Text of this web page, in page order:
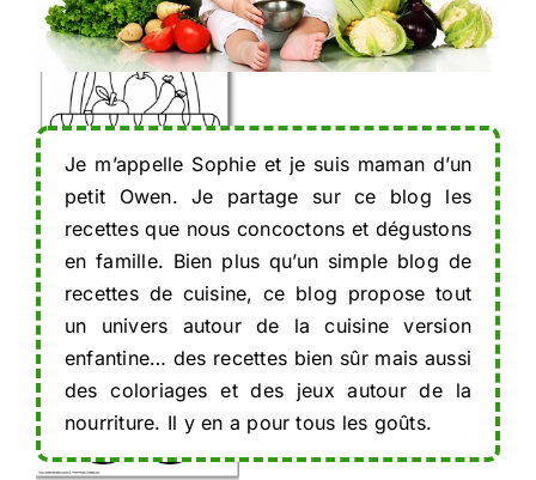
petits
gourmands
!
Un joli
coloriage
de panier
du marché
à imprimer
!
Coloriage
d’un
presse-
citron avec
modèle à
imprimer
gratuitement
Coloriage
de cerises
kawaii avec
modèle à
imprimer
Je m’appelle Sophie et je suis maman d’un
petit Owen. Je partage sur ce blog les
recettes que nous concoctons et dégustons
en famille. Bien plus qu’un simple blog de
recettes de cuisine, ce blog propose tout
un univers autour de la cuisine version
enfantine… des recettes bien sûr mais aussi
des coloriages et des jeux autour de la
nourriture. Il y en a pour tous les goûts.